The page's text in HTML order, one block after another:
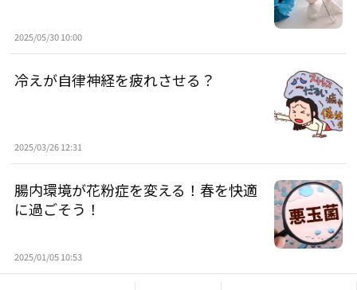
2025/05/30 10:00
冷えが自律神経を疲れさせる？
2025/03/26 12:31
腸内環境が花粉症を変える！春を快適
に過ごそう！
2025/01/05 10:53